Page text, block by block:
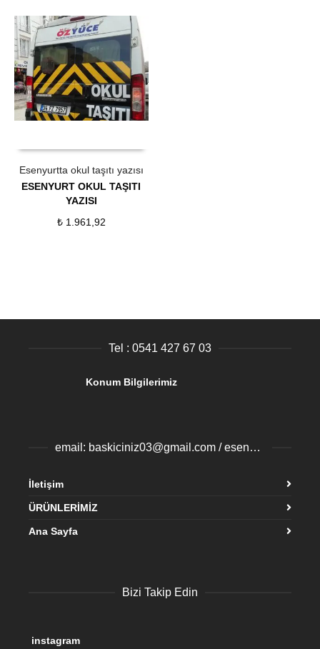
Esenyurtta okul taşıtı yazısı
ESENYURT OKUL TAŞITI
YAZISI
₺1.961,92
Tel : 0541 427 67 03
Konum Bilgilerimiz
email: baskiciniz03@gmail.com / esenyurtbaski@gmail.com
İletişim
ÜRÜNLERİMİZ
Ana Sayfa
Bizi Takip Edin
instagram